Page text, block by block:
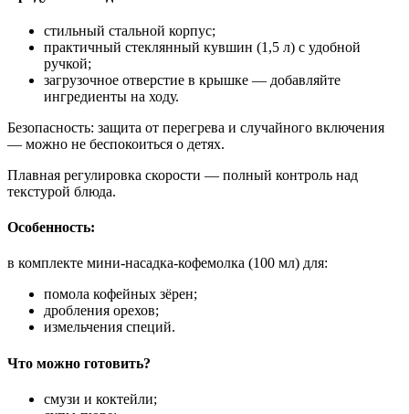
стильный стальной корпус;
практичный стеклянный кувшин (1,5 л) с удобной
ручкой;
загрузочное отверстие в крышке — добавляйте
ингредиенты на ходу.
Безопасность: защита от перегрева и случайного включения
— можно не беспокоиться о детях.
Плавная регулировка скорости — полный контроль над
текстурой блюда.
Особенность:
в комплекте мини-насадка-кофемолка (100 мл) для:
помола кофейных зёрен;
дробления орехов;
измельчения специй.
Что можно готовить?
смузи и коктейли;